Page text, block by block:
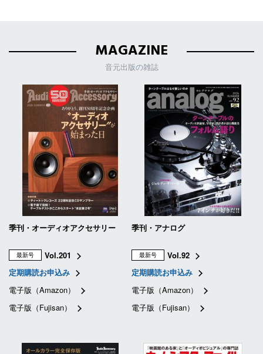
MAGAZINE
音元出版の雑誌
季刊・オーディオアクセサリー
最新号
Vol.201
定期購読お申込み
電子版（Amazon）
電子版（Fujisan）
季刊・アナログ
最新号
Vol.92
定期購読お申込み
電子版（Amazon）
電子版（Fujisan）